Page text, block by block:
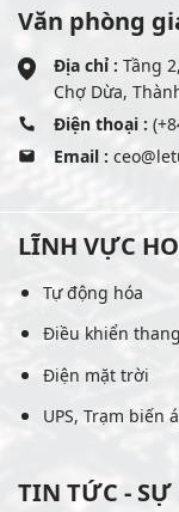
Văn phòng
Địa chỉ : Tầng
Chợ Dừa,
Điện thoại :
Email :
LĨNH VỰC
Tự động hóa
Điều khiển
Điện mặt trời
UPS, Trạm biến
TIN TỨC - SỰ